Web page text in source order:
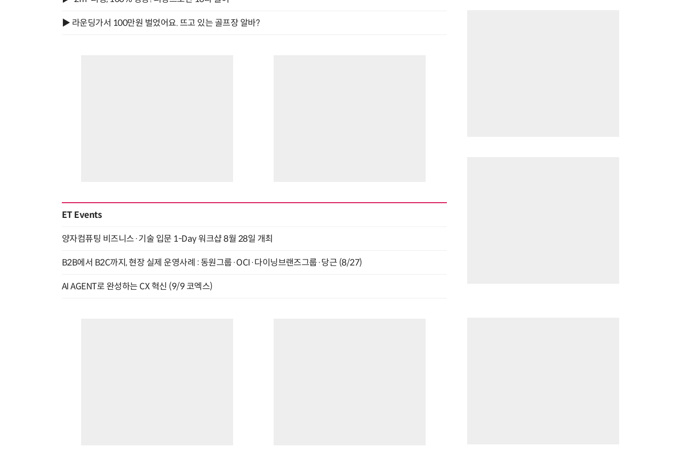
▶ 라운딩가서 100만원 벌었어요. 뜨고 있는 골프장 알바?
ET Events
양자컴퓨팅 비즈니스·기술 입문 1-Day 워크샵 8월 28일 개최
B2B에서 B2C까지, 현장 실제 운영사례 : 동원그룹·OCI·다이닝브랜즈그룹·당근 (8/27)
AI AGENT로 완성하는 CX 혁신 (9/9 코엑스)